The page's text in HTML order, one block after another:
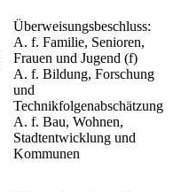
Überweisungsbeschluss:
A. f. Familie, Senioren,
Frauen und Jugend (f)
A. f. Bildung, Forschung
und
Technikfolgenabschätzung
A. f. Bau, Wohnen,
Stadtentwicklung und
Kommunen